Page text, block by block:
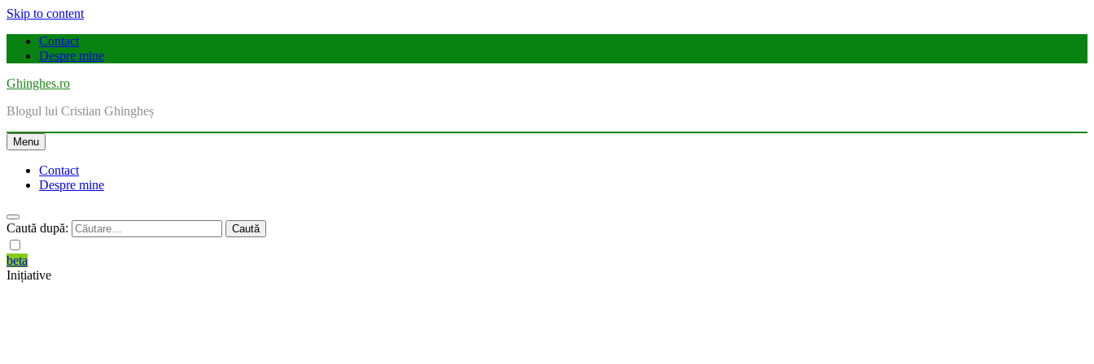
Skip to content
Contact
Despre mine
Ghinghes.ro
Blogul lui Cristian Ghingheș
Menu
Contact
Despre mine
Caută după:
beta
Inițiative